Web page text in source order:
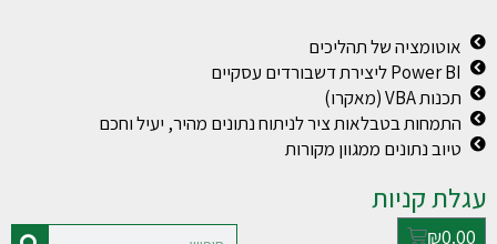
אוטומציה של תהליכים
Power BI ליצירת דשבורדים עסקיים
תכנות VBA (מאקרו)
התמחות בטבלאות ציר לניתוח נתונים מהיר, יעיל וחכם
טיוב נתונים ממגוון מקורות
עגלת קניות
₪0.00